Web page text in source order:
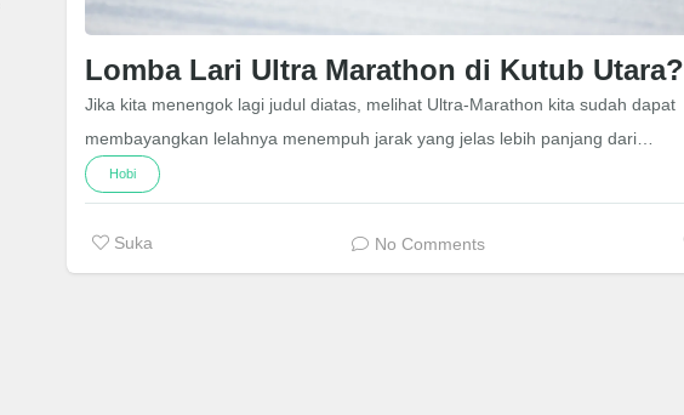
Lomba Lari Ultra Marathon di Kutub Utara?
Jika kita menengok lagi judul diatas, melihat Ultra-Marathon kita sudah dapat
membayangkan lelahnya menempuh jarak yang jelas lebih panjang dari…
Hobi
Suka No Comments